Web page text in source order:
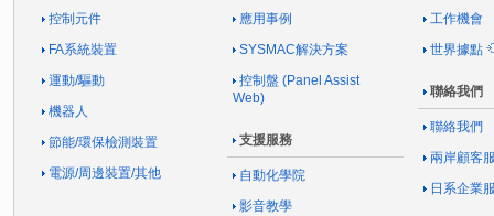
控制元件
FA系統裝置
運動/驅動
機器人
節能/環保檢測裝置
電源/周邊裝置/其他
應用事例
SYSMAC解決方案
控制盤 (Panel Assist
Web)
支援服務
自動化學院
影音教學
工作機會
世界據點
聯絡我們
聯絡我們
兩岸顧客
日系企業